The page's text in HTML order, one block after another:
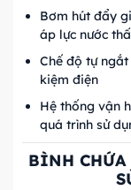
Bơm hút đẩy
áp lực nước
Chế độ tự
kiệm điện
Hệ thống vận
quá trình sử
BÌNH